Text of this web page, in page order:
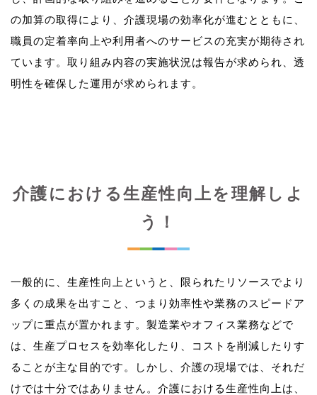
の加算の取得により、介護現場の効率化が進むとともに、
職員の定着率向上や利用者へのサービスの充実が期待され
ています。取り組み内容の実施状況は報告が求められ、透
介護における生産性向上を理解しよ
う！
一般的に、生産性向上というと、限られたリソースでより
多くの成果を出すこと、つまり効率性や業務のスピードア
ップに重点が置かれます。製造業やオフィス業務などで
は、生産プロセスを効率化したり、コストを削減したりす
ることが主な目的です。しかし、介護の現場では、それだ
けでは十分ではありません。介護における生産性向上は、